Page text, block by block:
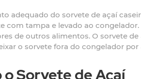
adequado do sorvete de açaí
com tampa e levado ao
de outros alimentos. O sorvete
o sorvete fora do congelador
Sorvete de Açaí